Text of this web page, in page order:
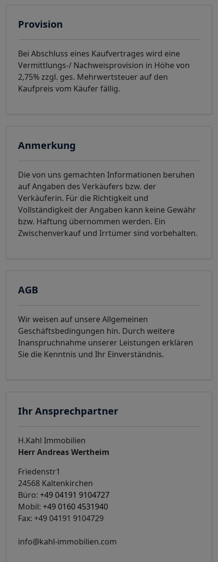
Provision
Bei Abschluss eines Kaufvertrages wird eine
Vermittlungs-/ Nachweisprovision in Höhe von
2,75% zzgl. ges. Mehrwertsteuer auf den
Kaufpreis vom Käufer fällig.
Anmerkung
Die von uns gemachten Informationen beruhen
auf Angaben des Verkäufers bzw. der
Verkäuferin. Für die Richtigkeit und
Vollständigkeit der Angaben kann keine Gewähr
bzw. Haftung übernommen werden. Ein
Zwischenverkauf und Irrtümer sind vorbehalten.
AGB
Wir weisen auf unsere Allgemeinen
Geschäftsbedingungen hin. Durch weitere
Inanspruchnahme unserer Leistungen erklären
Sie die Kenntnis und Ihr Einverständnis.
Ihr Ansprechpartner
H.Kahl Immobilien
Herr Andreas Wertheim
Friedenstr1
24568 Kaltenkirchen
Büro: +49 04191 9104727
Mobil: +49 0160 4531940
Fax: +49 04191 9104729
info@kahl-immobilien.com